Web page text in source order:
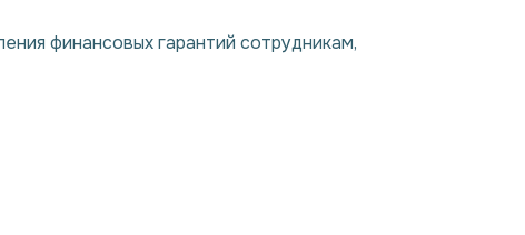
финансовых гарантий сотрудникам,